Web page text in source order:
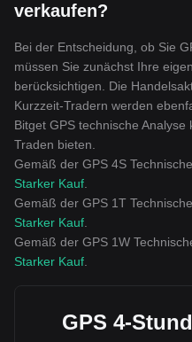
verkaufen?
Bei der Entscheidung, ob Sie
müssen Sie zunächst Ihre
berücksichtigen. Die
Kurzzeit-Tradern werden
Bitget GPS technische
Traden bieten.
Gemäß der GPS 4S
Starker Kauf
Gemäß der GPS 1T
Starker Kauf
Gemäß der GPS 1W
Starker Kauf
GPS 4-